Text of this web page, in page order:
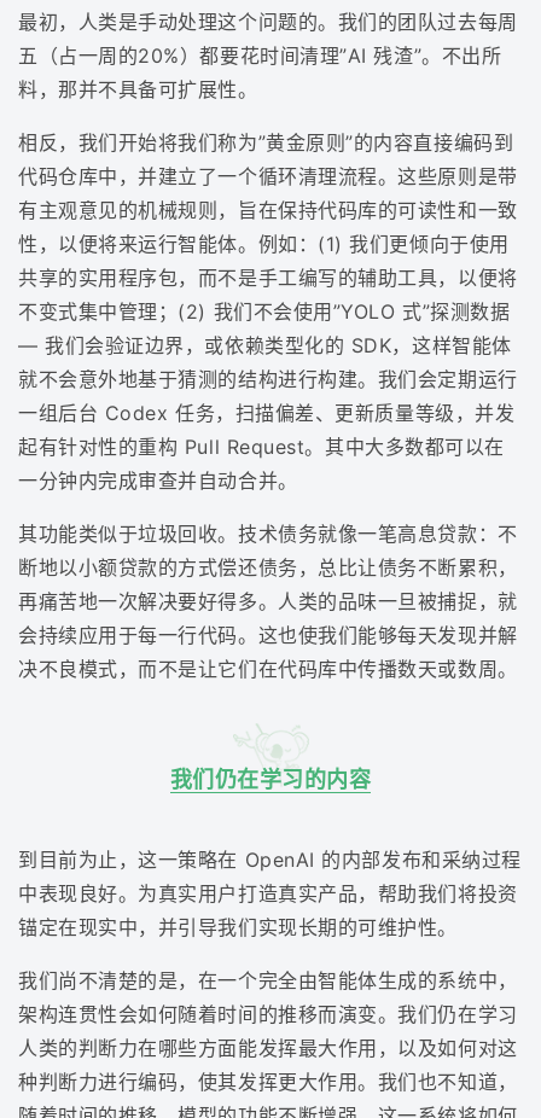
最初，人类是手动处理这个问题的。我们的团队过去每周
五（占一周的20%）都要花时间清理”AI 残渣”。不出所
料，那并不具备可扩展性。
相反，我们开始将我们称为”黄金原则”的内容直接编码到
代码仓库中，并建立了一个循环清理流程。这些原则是带
有主观意见的机械规则，旨在保持代码库的可读性和一致
性，以便将来运行智能体。例如：(1) 我们更倾向于使用
共享的实用程序包，而不是手工编写的辅助工具，以便将
不变式集中管理；(2) 我们不会使用”YOLO 式”探测数据
— 我们会验证边界，或依赖类型化的 SDK，这样智能体
就不会意外地基于猜测的结构进行构建。我们会定期运行
一组后台 Codex 任务，扫描偏差、更新质量等级，并发
起有针对性的重构 Pull Request。其中大多数都可以在
一分钟内完成审查并自动合并。
其功能类似于垃圾回收。技术债务就像一笔高息贷款：不
断地以小额贷款的方式偿还债务，总比让债务不断累积，
再痛苦地一次解决要好得多。人类的品味一旦被捕捉，就
会持续应用于每一行代码。这也使我们能够每天发现并解
决不良模式，而不是让它们在代码库中传播数天或数周。
我们仍在学习的内容
到目前为止，这一策略在 OpenAI 的内部发布和采纳过程
中表现良好。为真实用户打造真实产品，帮助我们将投资
锚定在现实中，并引导我们实现长期的可维护性。
我们尚不清楚的是，在一个完全由智能体生成的系统中，
架构连贯性会如何随着时间的推移而演变。我们仍在学习
人类的判断力在哪些方面能发挥最大作用，以及如何对这
种判断力进行编码，使其发挥更大作用。我们也不知道，